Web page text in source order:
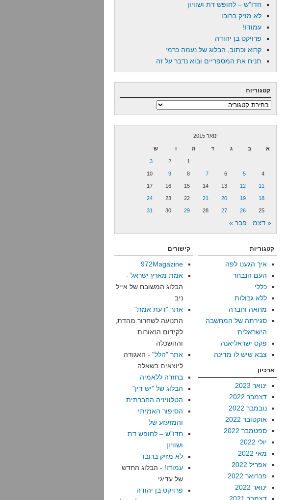
חדו"ש – לחופש דת ושוויון
לא מזיק ברובו
עמודו!
פרויקט בן יהודה
קרוא וכתוב, הבלוג של נעמה כרמי
תניח את המספריים ובוא נדבר על זה
קטגוריות
קטגוריות
ינואר 2015
א ב ג ד ה ו ש
1
2
3
4
5
6
7
8
9
10
11
12
13
14
15
16
17
18
19
20
21
22
23
24
25
26
27
28
29
30
31
« דצמ פבר »
קטגוריות
איך הגענו לפה
העם הנבחר
כללי
ללא גבולות
מחאה וחברה
סגירתה של המחשבה
הישראלית
פקס ישראליאנה
צבא שיש לו מדינה
ארכיון
ינואר 2023
דצמבר 2022
נובמבר 2022
אוקטובר 2022
ספטמבר 2022
יולי 2022
מאי 2022
אפריל 2022
פברואר 2022
ינואר 2022
קישורים
972Magazine
אמת מארץ ישראל -
הבלוג המשובח של אייל
ניב
אתר "דעת אמת" -
התנועה לשחרור מהדת,
לקידום הנאורות
וההשכלה
אתר "הלל" - האגודה
ליוצאים בשאלה
בחזרה ללאמיה
הבלוג של "יש דין"
הטלוויזיה החברתית
הסיפור האמיתי
והמזעזע של
חדו"ש – לחופש דת
ושוויון
לא מזיק ברובו
עמודו! - הבלוג החדש
של עדיגי
פרויקט בן יהודה